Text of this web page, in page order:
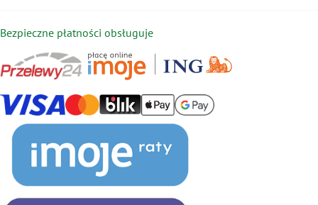
Bezpieczne płatności obsługuje